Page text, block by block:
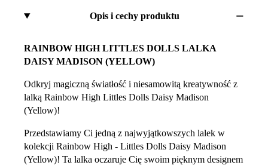
Opis i cechy produktu
RAINBOW HIGH LITTLES DOLLS LALKA
DAISY MADISON (YELLOW)
Odkryj magiczną światłość i niesamowitą kreatywność z
lalką Rainbow High Littles Dolls Daisy Madison
(Yellow)!
Przedstawiamy Ci jedną z najwyjątkowszych lalek w
kolekcji Rainbow High - Littles Dolls Daisy Madison
(Yellow)! Ta lalka oczaruje Cię swoim pięknym designem